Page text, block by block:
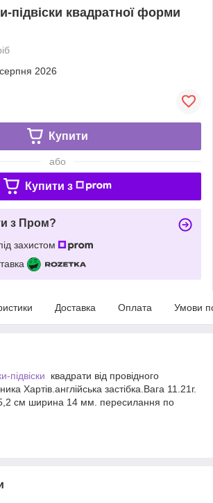
підвіски квадратної форми
2026
Купити
або
Купити з
з Пром?
захистом
Доставка Оплата Умови
підвіски квадрати від провідного
Хартів.англійська застібка.Вага 11.21г.
см ширина 14 мм. пересилання по